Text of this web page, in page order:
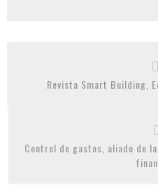
Revista Smart Building,
Control de gastos, aliado de